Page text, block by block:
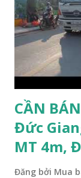
trước nhà là
cuối ngõ 206
Linh khoảng
khoảng 200m;
Cách Trường
CẦN
Đức
MT 4m,
Đăng bởi Mua